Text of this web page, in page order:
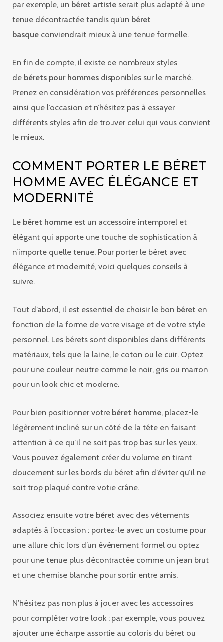
par exemple, un béret artiste serait plus adapté à une
tenue décontractée tandis qu’un béret
basque conviendrait mieux à une tenue formelle.
En fin de compte, il existe de nombreux styles
de bérets pour hommes disponibles sur le marché.
Prenez en considération vos préférences personnelles
ainsi que l’occasion et n’hésitez pas à essayer
différents styles afin de trouver celui qui vous convient
le mieux.
COMMENT PORTER LE BÉRET
HOMME AVEC ÉLÉGANCE ET
MODERNITÉ
Le béret homme est un accessoire intemporel et
élégant qui apporte une touche de sophistication à
n’importe quelle tenue. Pour porter le béret avec
élégance et modernité, voici quelques conseils à
suivre.
Tout d’abord, il est essentiel de choisir le bon béret en
fonction de la forme de votre visage et de votre style
personnel. Les bérets sont disponibles dans différents
matériaux, tels que la laine, le coton ou le cuir. Optez
pour une couleur neutre comme le noir, gris ou marron
pour un look chic et moderne.
Pour bien positionner votre béret homme, placez-le
légèrement incliné sur un côté de la tête en faisant
attention à ce qu’il ne soit pas trop bas sur les yeux.
Vous pouvez également créer du volume en tirant
doucement sur les bords du béret afin d’éviter qu’il ne
soit trop plaqué contre votre crâne.
Associez ensuite votre béret avec des vêtements
adaptés à l’occasion : portez-le avec un costume pour
une allure chic lors d’un événement formel ou optez
pour une tenue plus décontractée comme un jean brut
et une chemise blanche pour sortir entre amis.
N’hésitez pas non plus à jouer avec les accessoires
pour compléter votre look : par exemple, vous pouvez
ajouter une écharpe assortie au coloris du béret ou